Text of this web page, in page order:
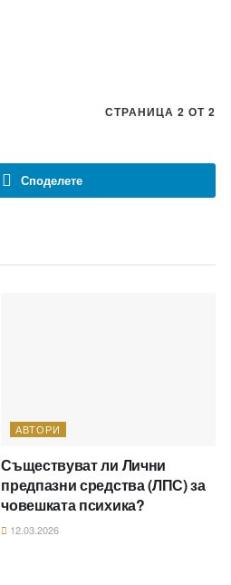
СТРАНИЦА 2 ОТ 2
Споделете
АВТОРИ
Съществуват ли Лични
предпазни средства (ЛПС) за
човешката психика?
12.03.2026